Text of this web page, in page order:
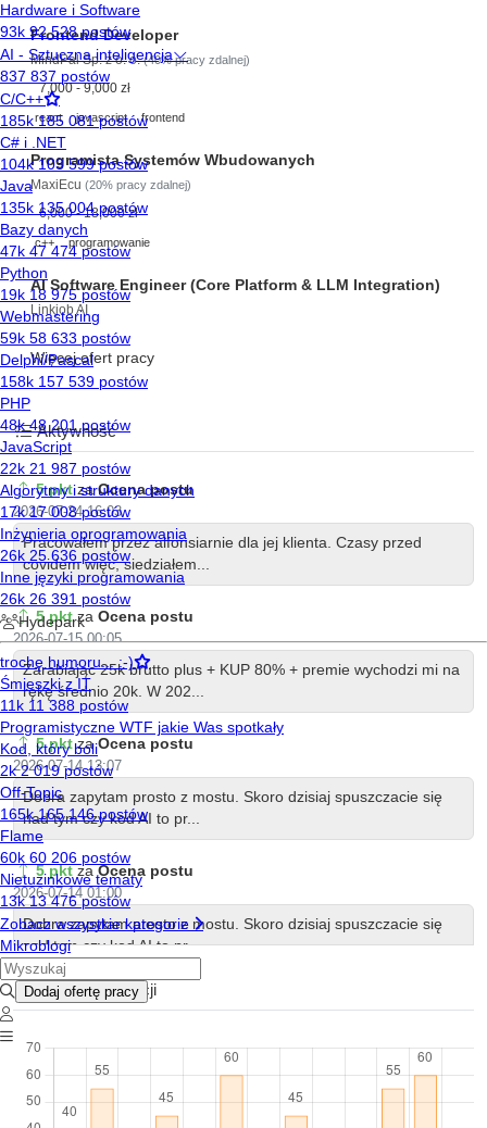
Frontend Developer
MindPal Sp. z o. o. (40% pracy zdalnej)
7,000 - 9,000 zł
react javascript frontend
Programista Systemów Wbudowanych
MaxiEcu (20% pracy zdalnej)
6,000 - 18,000 zł
c++ programowanie
AI Software Engineer (Core Platform & LLM Integration)
Linkjob AI
Więcej ofert pracy
Aktywność
5 pktzaOcena postu
2026-07-24 16:03
Pracowałem przez alfonsiarnie dla jej klienta. Czasy przed
covidem więc, siedziałem...
5 pktza Ocena postu
2026-07-15 00:05
Zarabiając 25k brutto plus + KUP 80% + premie wychodzi mi na
rękę średnio 20k. W 202...
5 pktzaOcena postu
2026-07-14 13:07
Dobra zapytam prosto z mostu. Skoro dzisiaj spuszczacie się
nad tym czy kod AI to pr...
5 pkt zaOcena postu
2026-07-14 01:00
Dobra zapytam prosto z mostu. Skoro dzisiaj spuszczacie się
nad tym czy kod AI to pr...
5 pktzaOcena postu
Dobra zapytam prosto z mostu. Skoro dzisiaj spuszczacie się
nad tym czy kod AI to pr...
Historia reputacji